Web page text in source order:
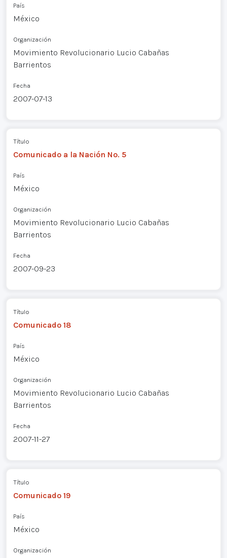
País
México
Organización
Movimiento Revolucionario Lucio Cabañas
Barrientos
Fecha
2007-07-13
Título
Comunicado a la Nación No. 5
País
México
Organización
Movimiento Revolucionario Lucio Cabañas
Barrientos
Fecha
2007-09-23
Título
Comunicado 18
País
México
Organización
Movimiento Revolucionario Lucio Cabañas
Barrientos
Fecha
2007-11-27
Título
Comunicado 19
País
México
Organización